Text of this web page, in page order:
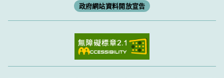
政府網站資料開放宣告